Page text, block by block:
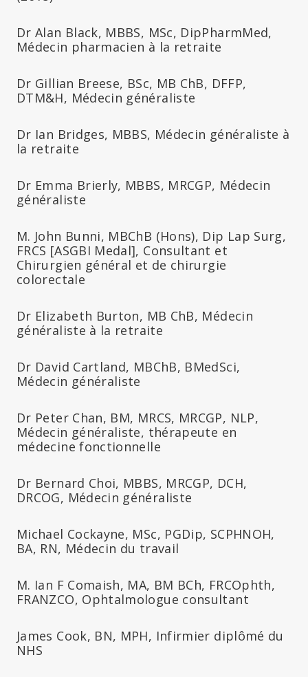
Dr Alan Black, MBBS, MSc, DipPharmMed,
Médecin pharmacien à la retraite
Dr Gillian Breese, BSc, MB ChB, DFFP,
DTM&H, Médecin généraliste
Dr Ian Bridges, MBBS, Médecin généraliste à
la retraite
Dr Emma Brierly, MBBS, MRCGP, Médecin
généraliste
M. John Bunni, MBChB (Hons), Dip Lap Surg,
FRCS [ASGBI Medal], Consultant et
Chirurgien général et de chirurgie
colorectale
Dr Elizabeth Burton, MB ChB, Médecin
généraliste à la retraite
Dr David Cartland, MBChB, BMedSci,
Médecin généraliste
Dr Peter Chan, BM, MRCS, MRCGP, NLP,
Médecin généraliste, thérapeute en
médecine fonctionnelle
Dr Bernard Choi, MBBS, MRCGP, DCH,
DRCOG, Médecin généraliste
Michael Cockayne, MSc, PGDip, SCPHNOH,
BA, RN, Médecin du travail
M. Ian F Comaish, MA, BM BCh, FRCOphth,
FRANZCO, Ophtalmologue consultant
James Cook, BN, MPH, Infirmier diplômé du
NHS